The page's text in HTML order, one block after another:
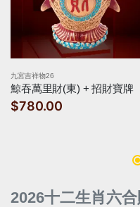
九宮吉祥物26
鯨吞萬里財(東) + 招財寶牌
$780.00
2026十二生肖六